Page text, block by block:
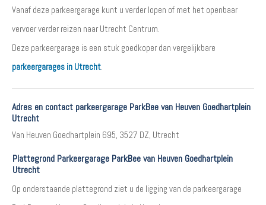
Vanaf deze parkeergarage kunt u verder lopen of met het openbaar
vervoer verder reizen naar Utrecht Centrum.
Deze parkeergarage is een stuk goedkoper dan vergelijkbare
parkeergarages in Utrecht.
Adres en contact parkeergarage ParkBee van Heuven Goedhartplein
Utrecht
Van Heuven Goedhartplein 695, 3527 DZ, Utrecht
Plattegrond Parkeergarage ParkBee van Heuven Goedhartplein
Utrecht
Op onderstaande plattegrond ziet u de ligging van de parkeergarage